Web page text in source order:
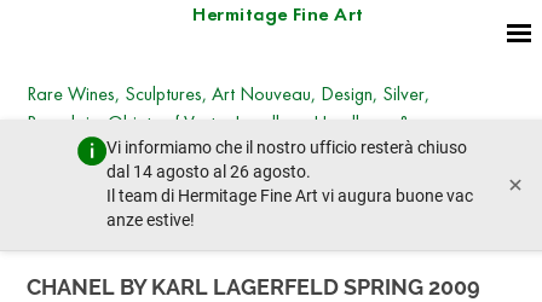
Hermitage Fine Art
Vi informiamo che il nostro ufficio resterà chiuso
dal 14 agosto al 26 agosto.
Il team di Hermitage Fine Art vi augura buone vac
anze estive!
×
Rare Wines, Sculptures, Art Nouveau, Design, Silver,
Porcelain, Objets of Vertu, Jewellery, Handbags &
Fashion
martedì 26 marzo 2024 - 14:30
lotto precedente
CHANEL BY KARL LAGERFELD SPRING 2009